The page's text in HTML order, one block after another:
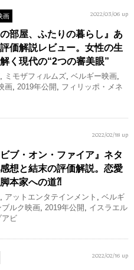
画 2022/03/06 up
部屋、ふたりの暮らし』あ
価解説レビュー。女性の生
く現代の“2つの審美眼”
, ミモザフィルムズ, ベルギー映画,
画, 2019年公開 , フィリッポ・メネ
2022/02/18 up
ブ・オン・ファイア』ネタ
想と結末の評価解説。恋愛
本家への道⁈
, アットエンタテインメント , ベルギ
ブルク映画, 2019年公開 , イスラエル
アビ
2022/02/16 up